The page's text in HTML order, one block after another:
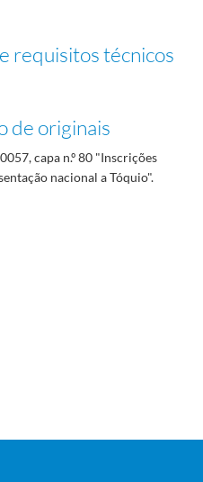
requisitos técnicos
de originais
capa n.º 80 "Inscrições
nacional a Tóquio".